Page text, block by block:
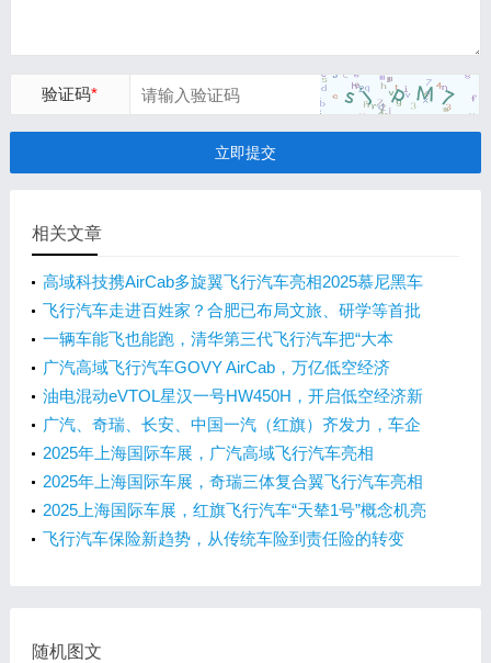
验证码*
立即提交
相关文章
高域科技携AirCab多旋翼飞行汽车亮相2025慕尼黑车
展
飞行汽车走进百姓家？合肥已布局文旅、研学等首批
场景
一辆车能飞也能跑，清华第三代飞行汽车把“大本
营”搬来合肥
广汽高域飞行汽车GOVY AirCab，万亿低空经济
的“新星”
油电混动eVTOL星汉一号HW450H，开启低空经济新
时代！
广汽、奇瑞、长安、中国一汽（红旗）齐发力，车企
如何抢滩飞行汽车市场？
2025年上海国际车展，广汽高域飞行汽车亮相
2025年上海国际车展，奇瑞三体复合翼飞行汽车亮相
2025上海国际车展，红旗飞行汽车“天辇1号”概念机亮
相
飞行汽车保险新趋势，从传统车险到责任险的转变
随机图文